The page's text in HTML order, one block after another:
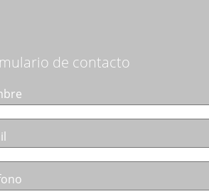
la
de
producto
de contacto